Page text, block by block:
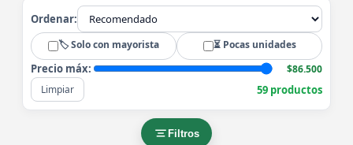
Ordenar:
🏷️ Solo con mayorista ⏳ Pocas unidades
Precio máx:
$86.500
Limpiar
59 productos
Filtros